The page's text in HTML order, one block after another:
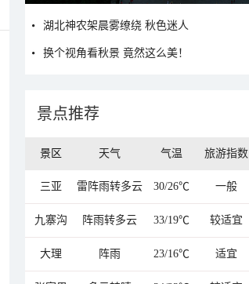
湖北神农架晨雾缭绕 秋色迷人
换个视角看秋景 竟然这么美！
景点推荐
景区 天气 气温 旅游指数
三亚 雷阵雨转多云 30/26℃ 一般
九寨沟 阵雨转多云 33/19℃ 较适宜
大理 阵雨 23/16℃ 适宜